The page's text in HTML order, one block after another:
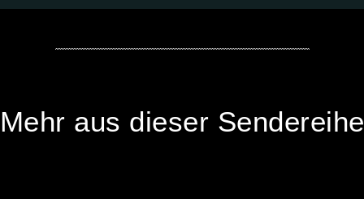
Mehr aus dieser Sendereihe